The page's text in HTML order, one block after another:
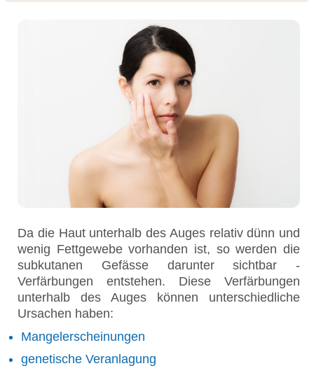
Da die Haut unterhalb des Auges relativ dünn und
wenig Fettgewebe vorhanden ist, so werden die
subkutanen Gefässe darunter sichtbar -
Verfärbungen entstehen. Diese Verfärbungen
unterhalb des Auges können unterschiedliche
Ursachen haben:
Mangelerscheinungen
genetische Veranlagung